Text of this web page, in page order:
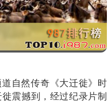
自然传奇《大迁徙》时
震撼到，经过纪录片制